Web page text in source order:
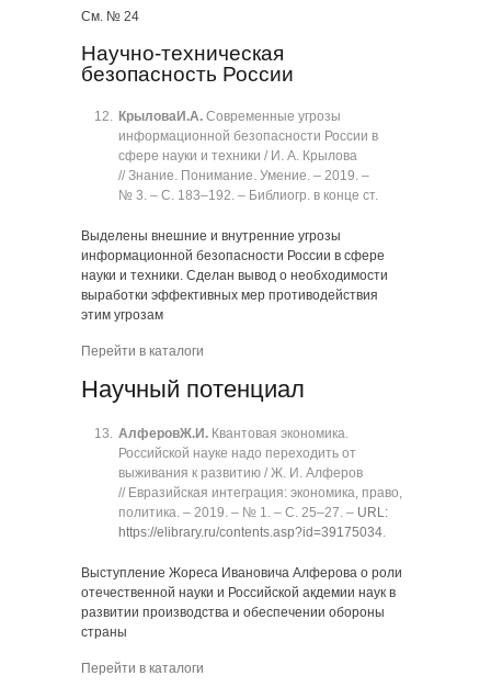
См. № 24
Научно-техническая
безопасность России
КрыловаИ.А. Современные угрозы
информационной безопасности России в
сфере науки и техники / И. А. Крылова
// Знание. Понимание. Умение. ‒ 2019. ‒
№ 3. ‒ C. 183‒192. ‒ Библиогр. в конце ст.
Выделены внешние и внутренние угрозы
информационной безопасности России в сфере
науки и техники. Сделан вывод о необходимости
выработки эффективных мер противодействия
этим угрозам
Перейти в каталоги
Научный потенциал
АлферовЖ.И. Квантовая экономика.
Российской науке надо переходить от
выживания к развитию / Ж. И. Алферов
// Евразийская интеграция: экономика, право,
политика. ‒ 2019. ‒ № 1. ‒ C. 25‒27. ‒ URL:
https://elibrary.ru/contents.asp?id=39175034.
Выступление Жореса Ивановича Алферова о роли
отечественной науки и Российской акдемии наук в
развитии производства и обеспечении обороны
страны
Перейти в каталоги